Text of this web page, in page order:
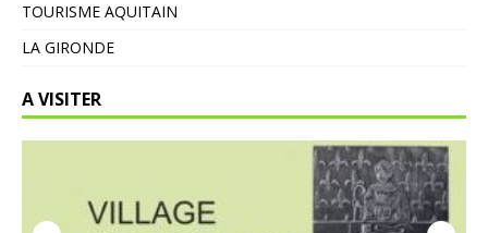
TOURISME AQUITAIN
LA GIRONDE
A VISITER